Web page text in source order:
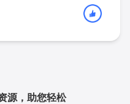
源，助您轻松